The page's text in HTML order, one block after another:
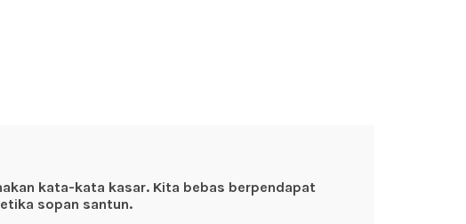
kata-kata kasar. Kita bebas berpendapat
sopan santun.